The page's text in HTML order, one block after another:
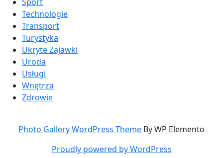
Technologie
Transport
Turystyka
Ukryte Zajawki
Uroda
Usługi
Wnętrza
Zdrowie
Photo Gallery WordPress Theme By WP Elemento
Proudly powered by WordPress